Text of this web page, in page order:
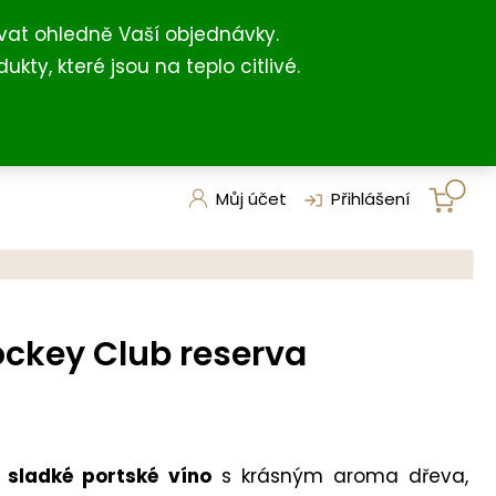
ohledně Vaší objednávky.
které jsou na teplo citlivé.
+420 731 127 211 (For English)
Můj účet Přihlášení
Club reserva
sladké portské vínos krásným aroma dřeva,